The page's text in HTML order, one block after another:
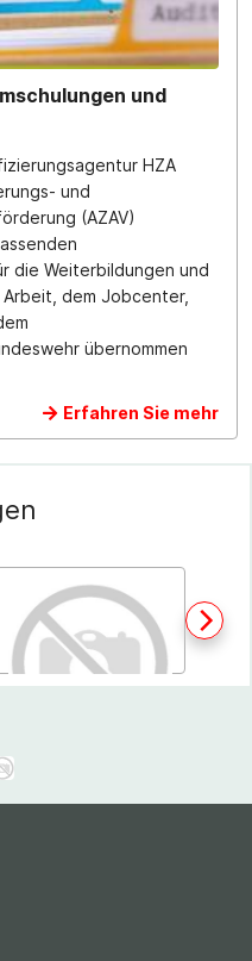
und
HZA
und
(AZAV)
die Weiterbildungen und
dem Jobcenter,
übernommen
Erfahren Sie mehr